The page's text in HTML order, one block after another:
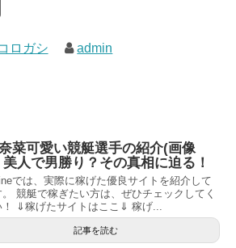
ロガシ admin
菜可愛い競艇選手の紹介(画像
人で男勝り？その真相に迫る！
では、実際に稼げた優良サイトを紹介して
。 競艇で稼ぎたい方は、ぜひチェックしてく
！ ⇓稼げたサイトはここ⇓ 稼げ...
記事を読む